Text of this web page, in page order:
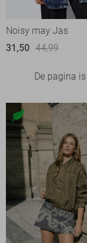
Noisy may Jas
31,50 44,99
De pagina